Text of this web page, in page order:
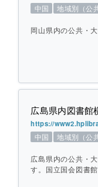
対象館数： 29
地域： 中
択
中国 地域別（公
岡山県内の公共・
提供元： 岡
対象館数： 34
地域： 中
横断方式： 対
ひとこと紹介：
広島県内図書館
https://
中国 地域別（公
広島県内の公共・
す。国立国会図書